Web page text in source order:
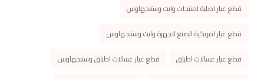
قطع غيار اصلية لمنتجات وايت وستنجهاوس
قطع غيار امريكية الصنع لاجهزة وايت وستنجهاوس
قطع غيار غسالات اطباق
قطع غيار غسالات اطباق وستنجهاوس